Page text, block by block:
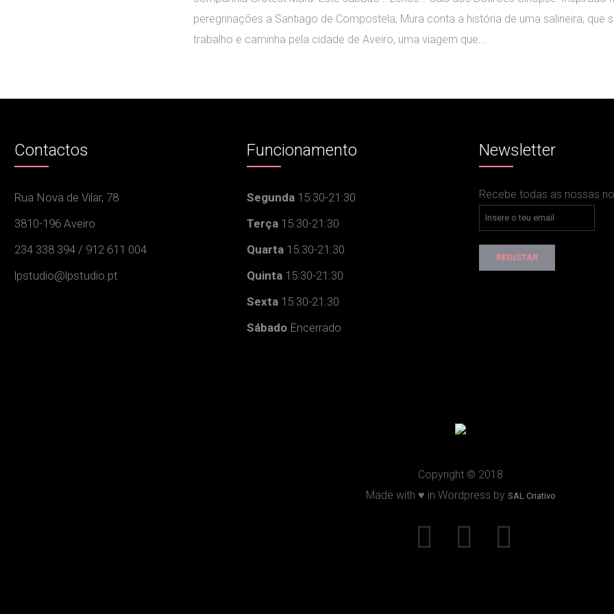
peregrinações a Santiago de Compostela, Mura conta a história de uma salineira, que
trabalho e caminha pela cidade de Aveiro, uma viagem que...
Contactos
Rua Nova de Vilar, 78
3810-196 Aveiro
234 338 394 / 912 611 004
lpstudio@lpstudio.pt
Funcionamento
Segunda 15:30-21:30
Terça 15:30-21:30
Quarta 15:30-21:30
Quinta 15:30-21:30
Sexta 15:30-21:30
Sábado Encerrado
Newsletter
Recebe todas as nossas
Copyright © 2018
Made with ♥ in Wordpress by SAL Criativo